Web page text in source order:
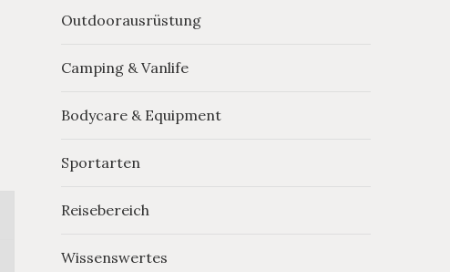
Outdoorausrüstung
Camping & Vanlife
Bodycare & Equipment
Sportarten
Reisebereich
Wissenswertes